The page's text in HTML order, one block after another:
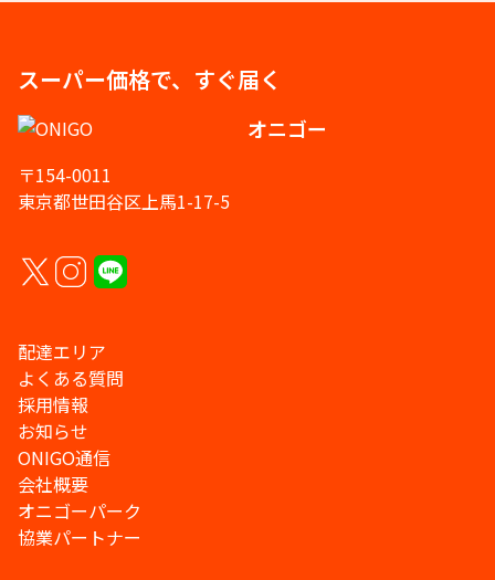
スーパー価格で、すぐ届く
オニゴー
〒154-0011
東京都世田谷区上馬1-17-5
配達エリア
よくある質問
採用情報
お知らせ
ONIGO通信
会社概要
オニゴーパーク
協業パートナー